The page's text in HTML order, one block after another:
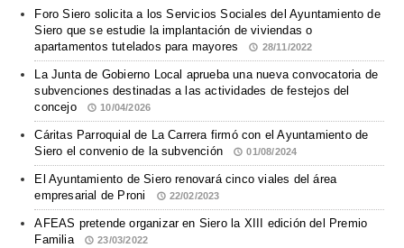
Foro Siero solicita a los Servicios Sociales del Ayuntamiento de
Siero que se estudie la implantación de viviendas o
apartamentos tutelados para mayores
28/11/2022
La Junta de Gobierno Local aprueba una nueva convocatoria de
subvenciones destinadas a las actividades de festejos del
concejo
10/04/2026
Cáritas Parroquial de La Carrera firmó con el Ayuntamiento de
Siero el convenio de la subvención
01/08/2024
El Ayuntamiento de Siero renovará cinco viales del área
empresarial de Proni
22/02/2023
AFEAS pretende organizar en Siero la XIII edición del Premio
Familia
23/03/2022